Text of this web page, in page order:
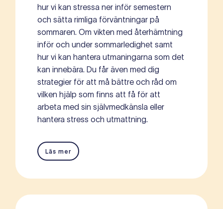
hur vi kan stressa ner inför semestern
och sätta rimliga förväntningar på
sommaren. Om vikten med återhämtning
inför och under sommarledighet samt
hur vi kan hantera utmaningarna som det
kan innebära. Du får även med dig
strategier för att må bättre och råd om
vilken hjälp som finns att få för att
arbeta med sin självmedkänsla eller
hantera stress och utmattning.
Läs mer